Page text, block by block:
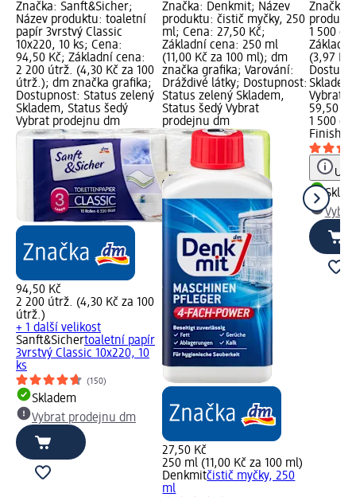
Značka: Sanft&Sicher;
Název produktu: toaletní
papír 3vrstvý Classic
10x220, 10 ks; Cena:
94,50 Kč; Základní cena:
2 200 útrž. (4,30 Kč za 100
útrž.); dm značka grafika;
Dostupnost: Status zelený
Skladem, Status šedý
Vybrat prodejnu dm
94,50 Kč
2 200 útrž. (4,30 Kč za 100
útrž.)
+ 1 další velikost
Sanft&Sichertoaletní papír
3vrstvý Classic 10x220, 10
ks
(150)
Skladem
Vybrat prodejnu dm
Značka: Denkmit; Název
produktu: čistič myčky, 250
ml; Cena: 27,50 Kč;
Základní cena: 250 ml
(11,00 Kč za 100 ml); dm
značka grafika; Varování:
Dráždivé látky; Dostupnost:
Status zelený Skladem,
Status šedý Vybrat
prodejnu dm
27,50 Kč
250 ml (11,00 Kč za 100 ml)
Denkmitčistič myčky, 250
ml
Značka:
1 500 g;
Základní
(3,97 Kč
Vybrat
59,50 Kč
1 500 g
Finish